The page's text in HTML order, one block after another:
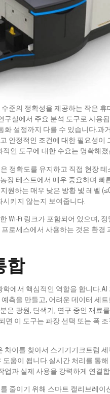
준의 정확성을 제공하는 작은
실에서 주요 분석 도구로 사용
설정까지 다를 수 있습니다.과
안정적인 조건에 대한 필요성이
인 도구에 대한 수요는 명확해졌
정확도를 유지하고 직접 현장
장 테스트에서 매우 중요하며 빠
원하는 매우 낮은 방황 빛 레벨
키지 않는지 보여줍니다.
Wi-Fi 링크가 포함되어 있으며,
로세스에서 사용하는 것은 환경
합
에서 핵심적인 역할을 합니다
측을 만들고, 어려운 데이터 세
은 광원, 단색기, 연구 중인 재료
이 도구는 파장 선택 또는 폭
이를 찾아서 스기기기크트럼
움이 됩니다.실시간 처리를 통
업과 실제 사용을 강력하게 연결합
줄이기 위해 스마트 캘리브레이